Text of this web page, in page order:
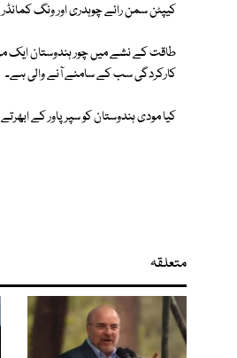
کیپٹن سمن رائے چوہدری اور ونگ کمانڈر
طاقت کے نشے میں چور ہندوستان ایک
کارکردگی سب کے سامنے آنے والی ہے۔
کیا مودی ہندوستان کو سپر پاور کے
متعلقہ